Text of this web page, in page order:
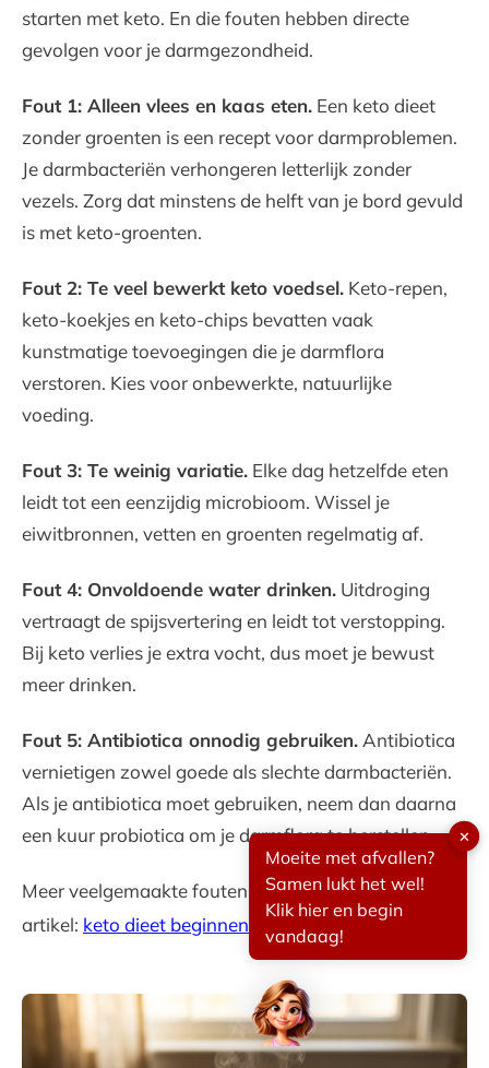
starten met keto. En die fouten hebben directe
gevolgen voor je darmgezondheid.
Fout 1: Alleen vlees en kaas eten. Een keto dieet
zonder groenten is een recept voor darmproblemen.
Je darmbacteriën verhongeren letterlijk zonder
vezels. Zorg dat minstens de helft van je bord gevuld
is met keto-groenten.
Fout 2: Te veel bewerkt keto voedsel. Keto-repen,
keto-koekjes en keto-chips bevatten vaak
kunstmatige toevoegingen die je darmflora
verstoren. Kies voor onbewerkte, natuurlijke
voeding.
Fout 3: Te weinig variatie. Elke dag hetzelfde eten
leidt tot een eenzijdig microbioom. Wissel je
eiwitbronnen, vetten en groenten regelmatig af.
Fout 4: Onvoldoende water drinken. Uitdroging
vertraagt de spijsvertering en leidt tot verstopping.
Bij keto verlies je extra vocht, dus moet je bewust
meer drinken.
Fout 5: Antibiotica onnodig gebruiken.Antibiotica
vernietigen zowel goede als slechte darmbacteriën.
Als je antibiotica moet gebruiken, neem dan daarna
een kuur probiotica om je darmflora te herstellen.
Meer veelgemaakte fouten bij de start? Lees ons
artikel: keto dieet beginnen zonder fouten .
✕
Moeite met afvallen?
Samen lukt het wel!
Klik hier en begin
vandaag!